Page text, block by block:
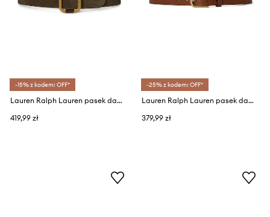
-15% z kodem: OFF*
Lauren Ralph Lauren pasek damski zamszowy
419,99 zł
-25% z kodem: OFF*
Lauren Ralph Lauren pasek damski skórzany
379,99 zł